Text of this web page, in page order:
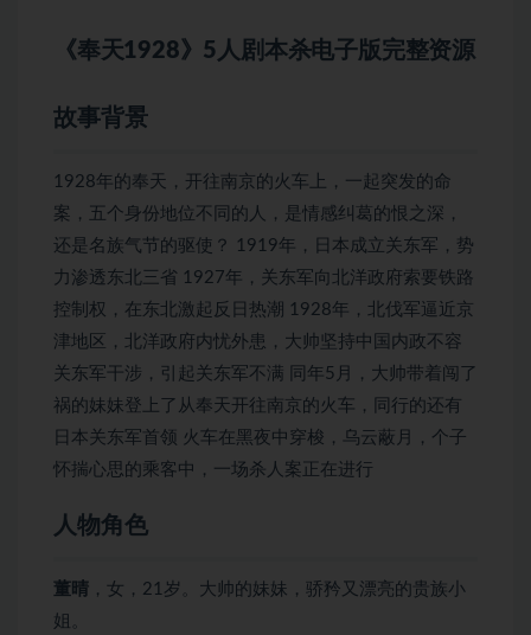
《奉天1928》5人剧本杀电子版完整资源
故事背景
1928年的奉天，开往南京的火车上，一起突发的命
案，五个身份地位不同的人，是情感纠葛的恨之深，
还是名族气节的驱使？ 1919年，日本成立关东军，势
力渗透东北三省 1927年，关东军向北洋政府索要铁路
控制权，在东北激起反日热潮 1928年，北伐军逼近京
津地区，北洋政府内忧外患，大帅坚持中国内政不容
关东军干涉，引起关东军不满 同年5月，大帅带着闯了
祸的妹妹登上了从奉天开往南京的火车，同行的还有
日本关东军首领 火车在黑夜中穿梭，乌云蔽月，个子
怀揣心思的乘客中，一场杀人案正在进行
人物角色
董晴 ，女，21岁。大帅的妹妹，骄矜又漂亮的贵族小
姐。